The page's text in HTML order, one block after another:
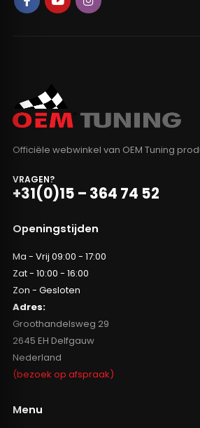
Officiële webwinkel van OEM Tuning
VRAGEN?
+31(0)15 – 364 74 52
Openingstijden
Ma - Vrij 09:00 - 17:00
Zat - 10:00 - 16:00
Zon - Gesloten
Adres:
Groothandelsweg 29
2645 EH Delfgauw
Nederland
(bezoek op afspraak)
Menu